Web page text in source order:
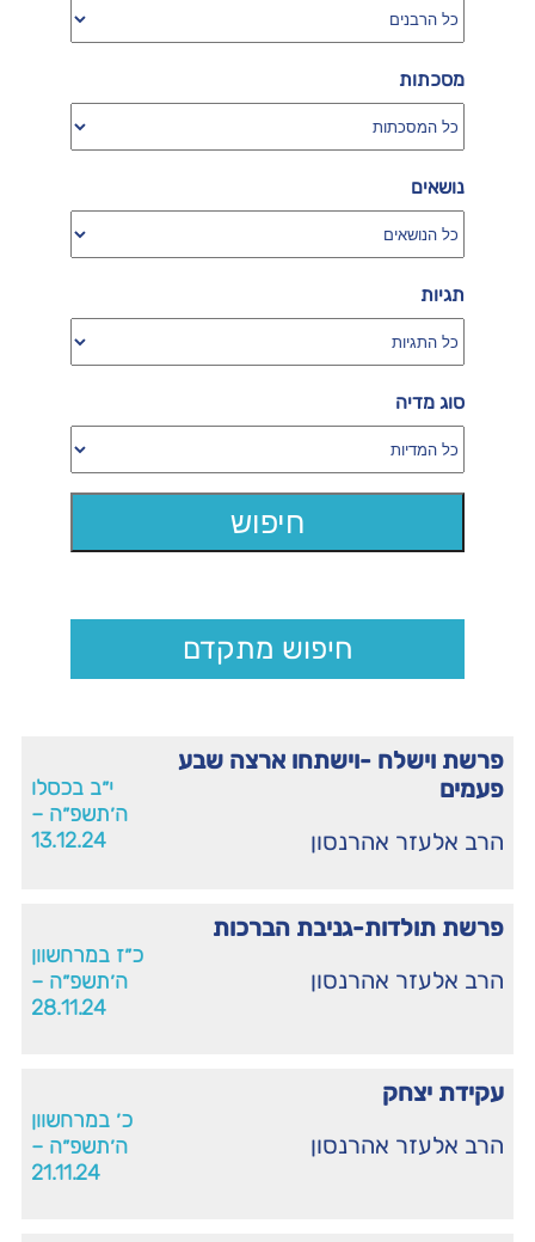
פרשת וישלח -וישתחו ארצה שבע
פעמים
הרב אלעזר אהרנסון
י״ב בכסלו
ה׳תשפ״ה –
13.12.24
פרשת תולדות-גניבת הברכות
הרב אלעזר אהרנסון
כ״ז במרחשוון
ה׳תשפ״ה –
28.11.24
עקידת יצחק
הרב אלעזר אהרנסון
כ׳ במרחשוון
ה׳תשפ״ה –
21.11.24
מסכתות
נושאים
תגיות
סוג מדיה
חיפוש מתקדם